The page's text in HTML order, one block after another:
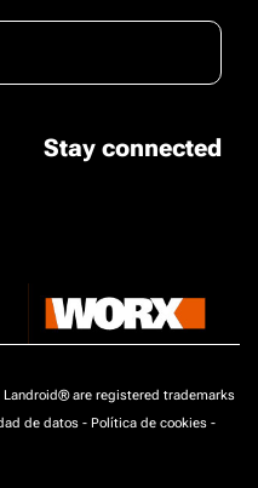
Stay connected
Landroid® are registered trademarks
de datos - Política de cookies -